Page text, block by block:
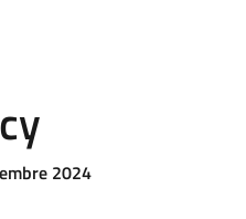
2024